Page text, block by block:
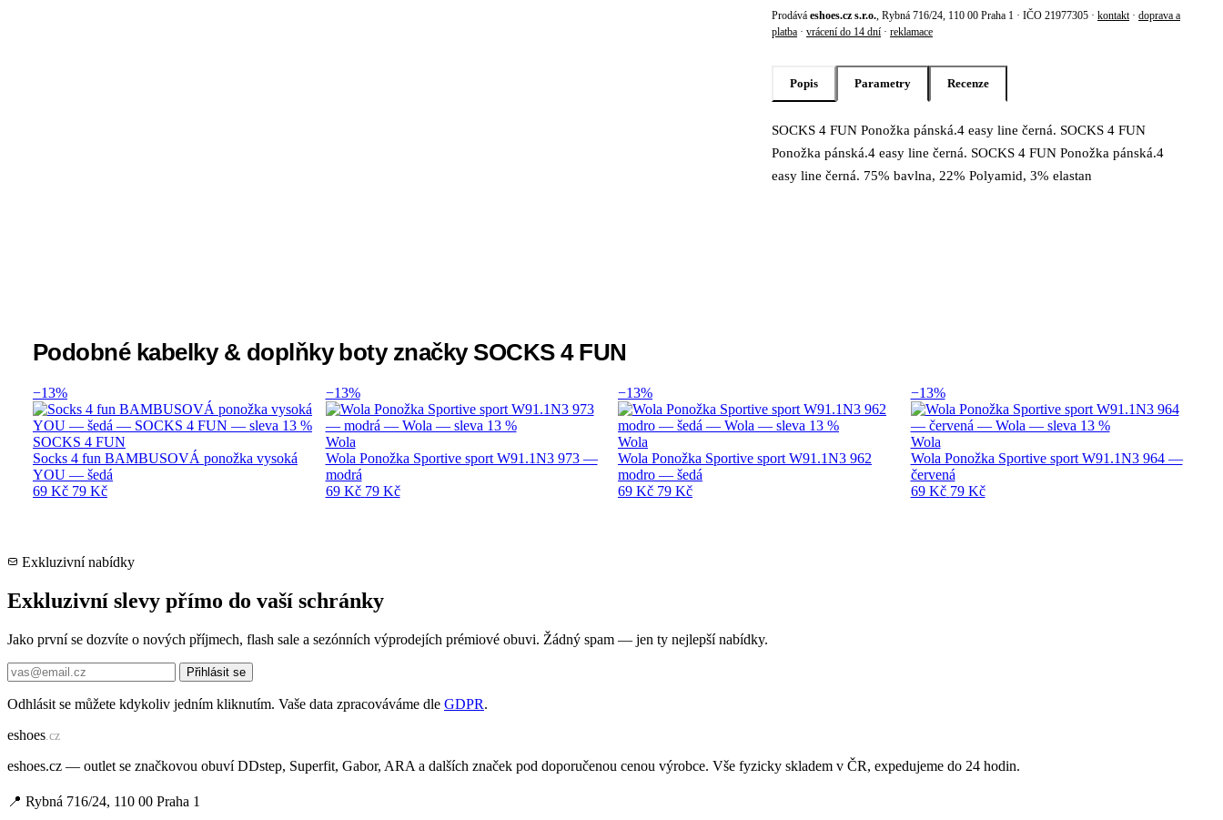
Prodává eshoes.cz s.r.o. , Rybná 716/24, 110 00 Praha 1 · IČO 21977305 · kontakt · doprava a
platba · vrácení do 14 dní · reklamace
Popis Parametry Recenze
Popis produktu Socks 4 fun Ponožka pánská .4
SOCKS 4 FUN Ponožka pánská.4 easy line černá. SOCKS 4 FUN
Ponožka pánská.4 easy line černá. SOCKS 4 FUN Ponožka pánská.4
easy line černá. 75% bavlna, 22% Polyamid, 3% elastan
Podobné kabelky & doplňky boty značky SOCKS 4 FUN
−13%
SOCKS 4 FUN
Socks 4 fun BAMBUSOVÁ ponožka vysoká
YOU — šedá
69 Kč 79 Kč
−13%
Wola
Wola Ponožka Sportive sport W91.1N3 973 —
modrá
69 Kč 79 Kč
−13%
Wola
Wola Ponožka Sportive sport W91.1N3 962
modro — šedá
69 Kč 79 Kč
−13%
Wola
Wola Ponožka Sportive sport W91.1N3 964 —
červená
69 Kč 79 Kč
Exkluzivní nabídky
Exkluzivní slevy přímo do vaší schránky
Jako první se dozvíte o nových příjmech, flash sale a sezónních výprodejích prémiové obuvi. Žádný spam — jen ty nejlepší nabídky.
Přihlásit se
Odhlásit se můžete kdykoliv jedním kliknutím. Vaše data zpracováváme dle GDPR.
eshoes .cz
eshoes.cz — outlet se značkovou obuví DDstep, Superfit, Gabor, ARA a dalších značek pod doporučenou cenou výrobce. Vše fyzicky skladem v ČR, expedujeme do 24 hodin.
📍 Rybná 716/24, 110 00 Praha 1